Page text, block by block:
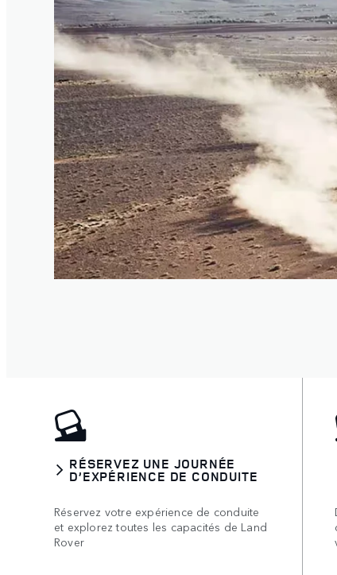
RÉSERVEZ UNE JOURNÉE
D’EXPÉRIENCE DE CONDUITE
Réservez votre expérience de conduite
et explorez toutes les capacités de Land
Rover